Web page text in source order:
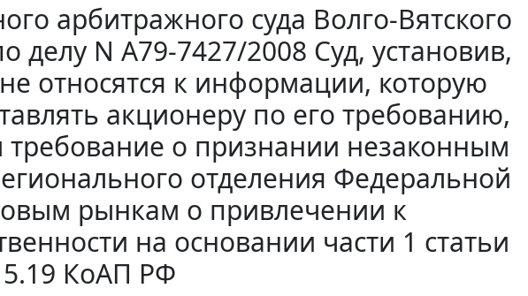
арбитражного суда Волго-Вятского
делу N А79-7427/2008 Суд, установив,
относятся к информации, которую
акционеру по его требованию,
требование о признании незаконным
отделения Федеральной
рынкам о привлечении к
на основании части 1 статьи
КоАП РФ